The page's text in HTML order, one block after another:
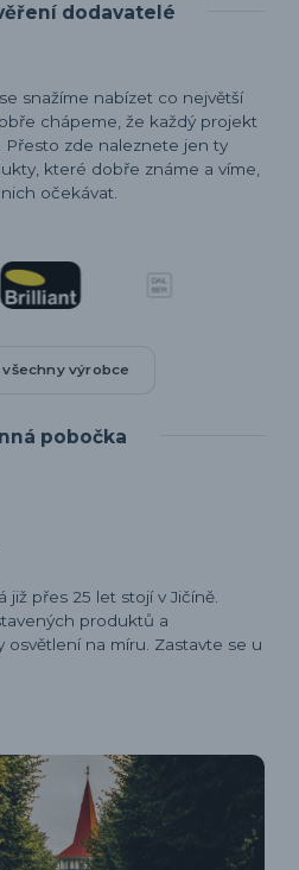
dodavatelé
snažíme nabízet co největší
chápeme, že každý projekt
Přesto zde naleznete jen ty
které dobře známe a víme,
očekávat.
výrobce
pobočka
již přes 25 let stojí v Jičíně.
produktů a
na míru. Zastavte se u